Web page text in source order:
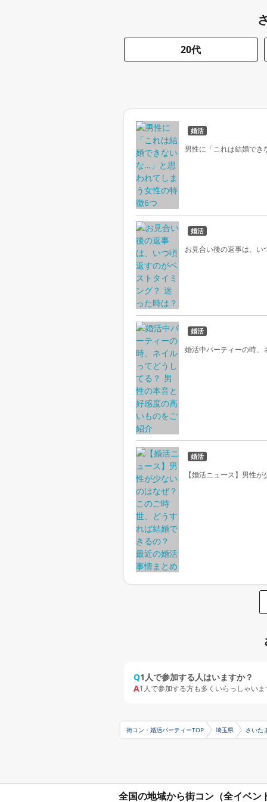
20代
婚活
男性に「これは結婚で
婚活
お見合い後の返事は、い
婚活
婚活中パーティーの時、
婚活
【婚活ニュース】男性
Q1人で参加する人はいますか？
A1人で参加する方も多くいらっしゃい
街コン・婚活パーティーTOP 埼玉県 さいた
全国の地域から街コン（全イベン